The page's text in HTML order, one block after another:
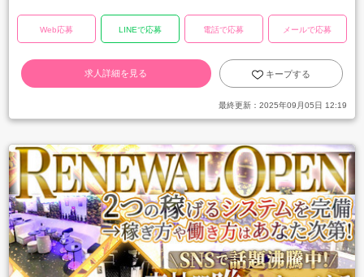
Web応募 LINEで応募 電話で応募 メールで応募
求人詳細を見る キープする
最終更新： 2025年09月05日 12:19